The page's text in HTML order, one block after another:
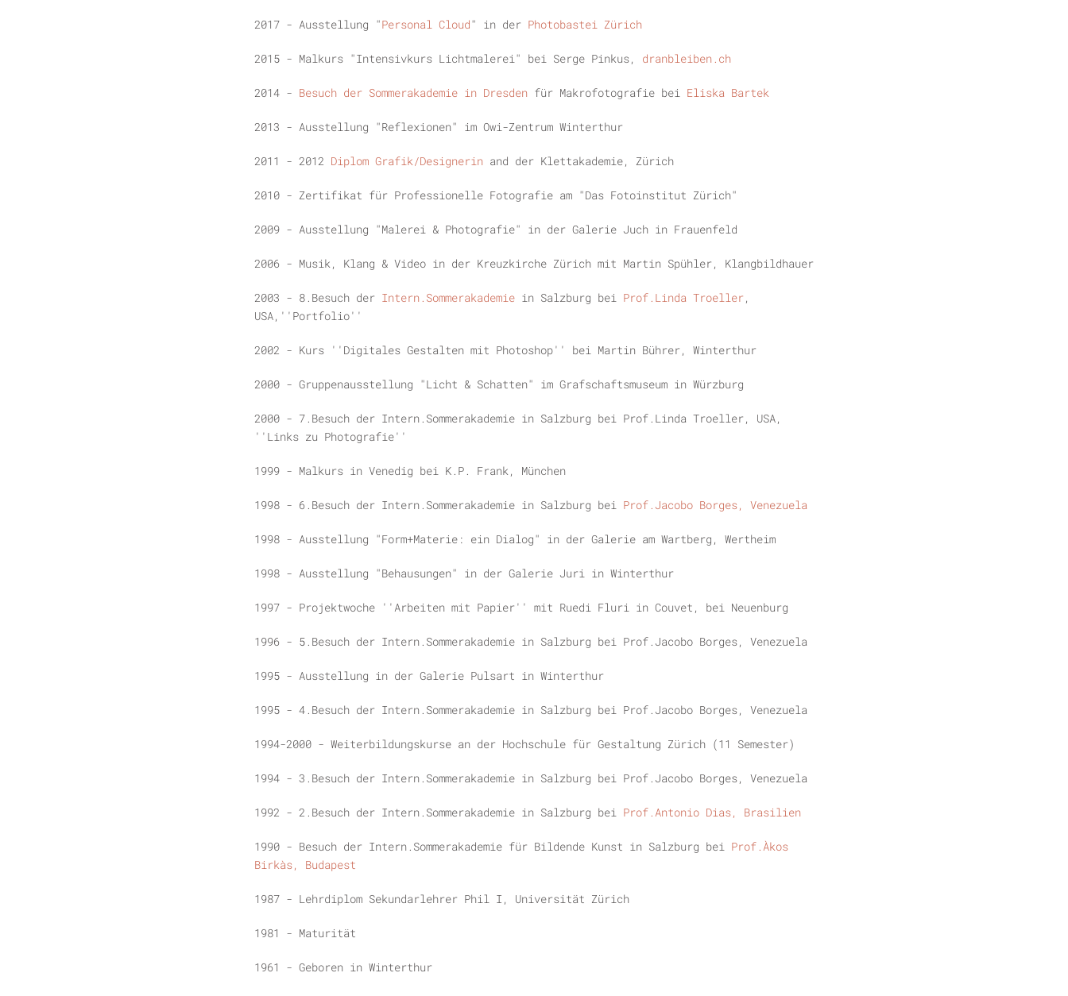
2017 - Ausstellung "Personal Cloud" in der Photobastei Zürich
2015 - Malkurs "Intensivkurs Lichtmalerei" bei Serge Pinkus, dranbleiben.ch
2014 - Besuch der Sommerakademie in Dresden für Makrofotografie bei Eliska Bartek
2013 - Ausstellung "Reflexionen" im Owi-Zentrum Winterthur
2011 - 2012 Diplom Grafik/Designerin and der Klettakademie, Zürich
2010 - Zertifikat für Professionelle Fotografie am "Das Fotoinstitut Zürich"
2009 - Ausstellung "Malerei & Photografie" in der Galerie Juch in Frauenfeld
2006 - Musik, Klang & Video in der Kreuzkirche Zürich mit Martin Spühler, Klangbildhauer
2003 - 8.Besuch der Intern.Sommerakademie in Salzburg bei Prof.Linda Troeller,
USA,''Portfolio''
2002 - Kurs ''Digitales Gestalten mit Photoshop'' bei Martin Bührer, Winterthur
2000 - Gruppenausstellung "Licht & Schatten" im Grafschaftsmuseum in Würzburg
2000 - 7.Besuch der Intern.Sommerakademie in Salzburg bei Prof.Linda Troeller, USA,
''Links zu Photografie''
1999 - Malkurs in Venedig bei K.P. Frank, München
1998 - 6.Besuch der Intern.Sommerakademie in Salzburg bei Prof.Jacobo Borges, Venezuela
1998 - Ausstellung "Form+Materie: ein Dialog" in der Galerie am Wartberg, Wertheim
1998 - Ausstellung "Behausungen" in der Galerie Juri in Winterthur
1997 - Projektwoche ''Arbeiten mit Papier'' mit Ruedi Fluri in Couvet, bei Neuenburg
1996 - 5.Besuch der Intern.Sommerakademie in Salzburg bei Prof.Jacobo Borges, Venezuela
1995 - Ausstellung in der Galerie Pulsart in Winterthur
1995 - 4.Besuch der Intern.Sommerakademie in Salzburg bei Prof.Jacobo Borges, Venezuela
1994-2000 - Weiterbildungskurse an der Hochschule für Gestaltung Zürich (11 Semester)
1994 - 3.Besuch der Intern.Sommerakademie in Salzburg bei Prof.Jacobo Borges, Venezuela
1992 - 2.Besuch der Intern.Sommerakademie in Salzburg bei Prof.Antonio Dias, Brasilien
1 990 - Besuch der Intern.Sommerakademie für Bildende Kunst in Salzburg bei Prof.Àkos
Birkàs, Budapest
1987 - Lehrdiplom Sekundarlehrer Phil I, Universität Zürich
1981 - Maturität
1961 - Geboren in Winterthur